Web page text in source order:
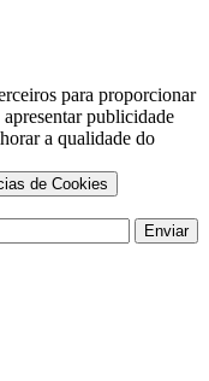
para proporcionar
publicidade
a qualidade do
de Cookies